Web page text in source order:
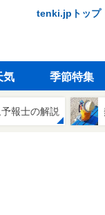
tenki.jpトップ｜
気 季節特集
報士の解説